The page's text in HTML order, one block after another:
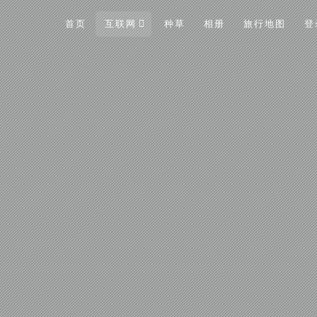
首页 互联网 种草 相册 旅行地图 登